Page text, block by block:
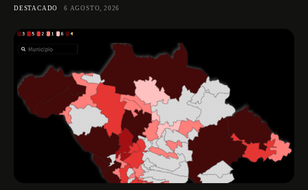
DESTACADO 6 AGOSTO, 2026